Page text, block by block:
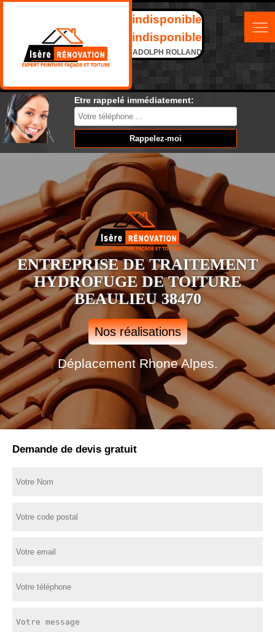
indisponible
indisponible
ADOLPH ROLLAND
Etre rappelé immédiatement:
ENTREPRISE DE TRAITEMENT
HYDROFUGE DE TOITURE
BEAULIEU 38470
Nos réalisations
Déplacement Rhone Alpes.
Demande de devis gratuit